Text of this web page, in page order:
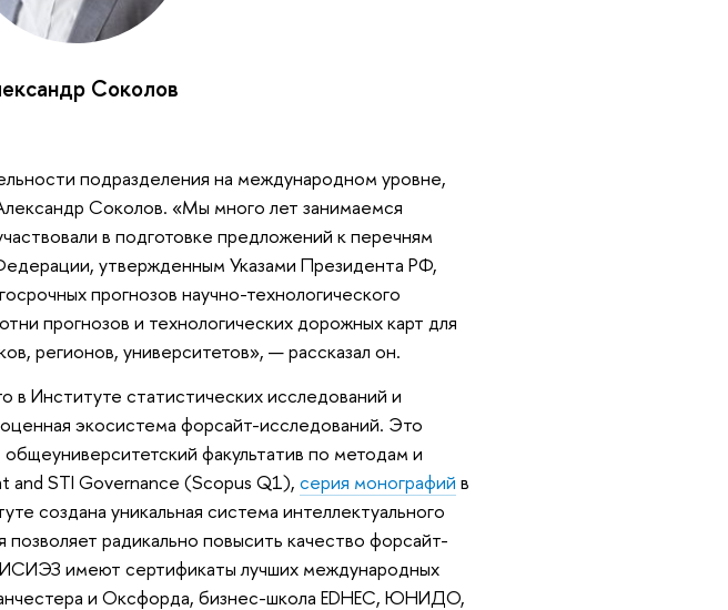
Соколов
подразделения на международном уровне,
Соколов. «Мы много лет занимаемся
в подготовке предложений к перечням
утвержденным Указами Президента РФ,
прогнозов научно-технологического
прогнозов и технологических дорожных карт для
регионов, университетов», — рассказал он.
в Институте статистических исследований и
экосистема форсайт-исследований. Это
общеуниверситетский факультатив по методам и
and STI Governance (Scopus Q1),серия монографий в
создана уникальная система интеллектуального
позволяет радикально повысить качество форсайт-
имеют сертификаты лучших международных
и Оксфорда, бизнес-школа EDHEC, ЮНИДО,